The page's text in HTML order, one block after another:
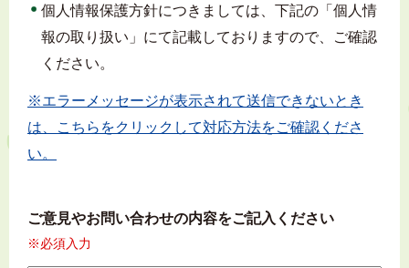
個人情報保護方針につきましては、下記の「個人情
報の取り扱い」にて記載しておりますので、ご確認
ください。
※エラーメッセージが表示されて送信できないとき
は、こちらをクリックして対応方法をご確認くださ
い。
ご意見やお問い合わせの内容をご記入ください
※必須入力